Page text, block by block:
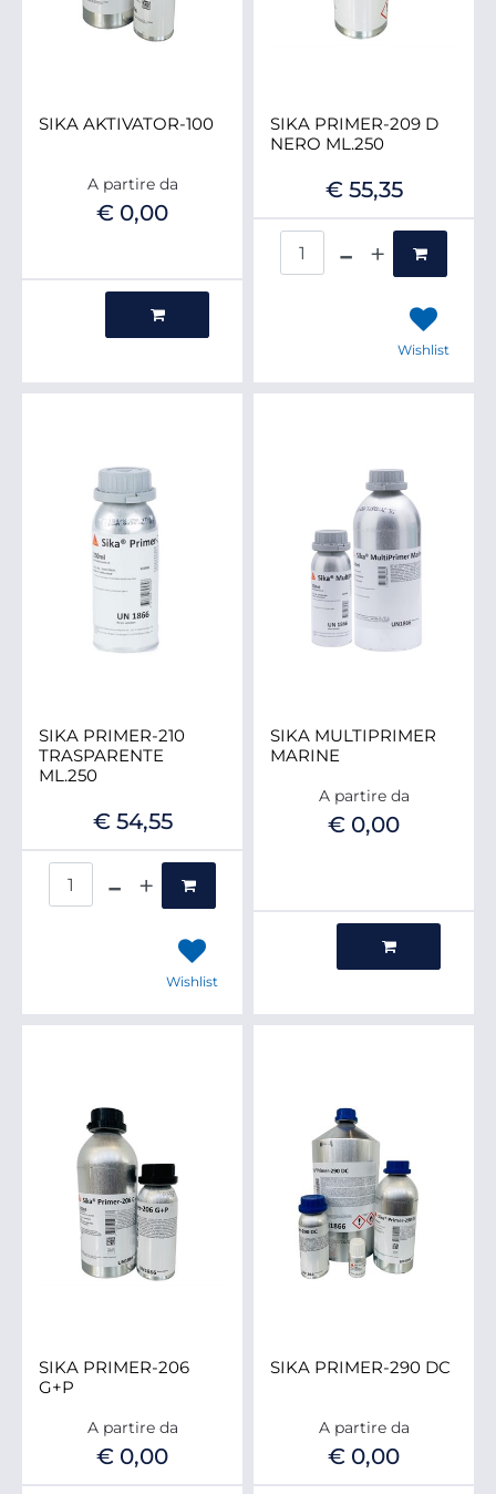
SIKA AKTIVATOR-100
A partire da
€ 0,00
SIKA PRIMER-209 D
NERO ML.250
€ 55,35
Wishlist
SIKA PRIMER-210
TRASPARENTE
ML.250
€ 54,55
Wishlist
SIKA MULTIPRIMER
MARINE
A partire da
€ 0,00
SIKA PRIMER-206
G+P
A partire da
€ 0,00
SIKA PRIMER-290 DC
A partire da
€ 0,00